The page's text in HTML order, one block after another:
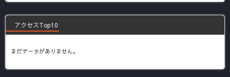
アクセスTop10
まだデータがありません。